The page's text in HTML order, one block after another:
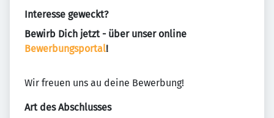
Interesse geweckt?
Bewirb Dich jetzt - über unser online
Bewerbungsportal!
Wir freuen uns au deine Bewerbung!
Art des Abschlusses